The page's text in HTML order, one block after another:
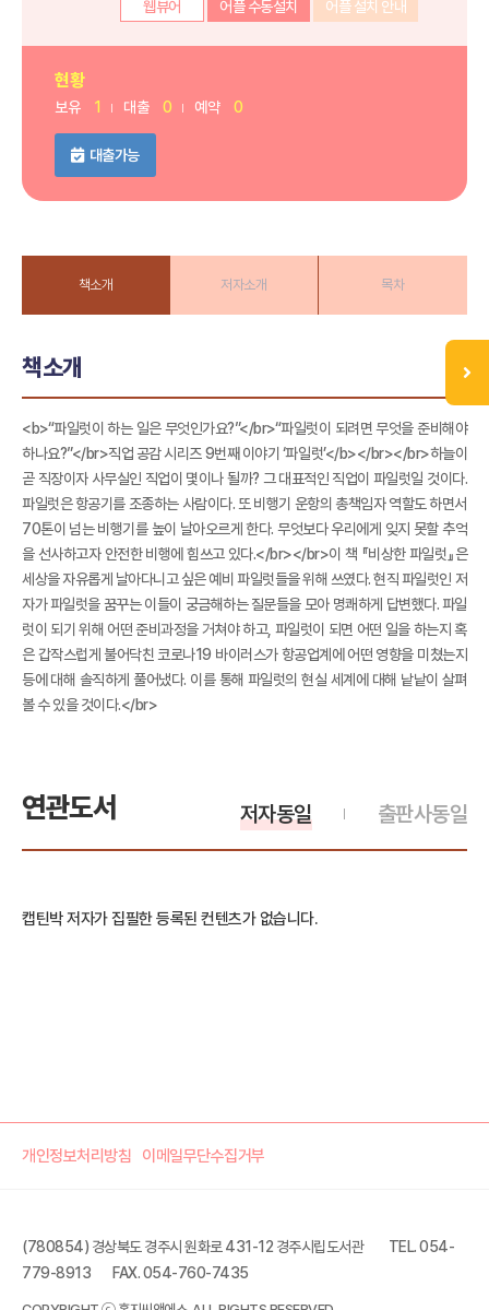
웹뷰어
어플 수동설치 어플 설치 안내
현황
보유 1 대출 0 예약 0
대출가능
책소개 저자소개 목차
책소개
<b>“파일럿이 하는 일은 무엇인가요?”</br>“파일럿이 되려면 무엇을 준비해야
하나요?”</br>직업 공감 시리즈 9번째 이야기 ‘파일럿’</b></br></br>하늘이
곧 직장이자 사무실인 직업이 몇이나 될까? 그 대표적인 직업이 파일럿일 것이다.
파일럿은 항공기를 조종하는 사람이다. 또 비행기 운항의 총책임자 역할도 하면서
70톤이 넘는 비행기를 높이 날아오르게 한다. 무엇보다 우리에게 잊지 못할 추억
을 선사하고자 안전한 비행에 힘쓰고 있다.</br></br>이 책 『비상한 파일럿』은
세상을 자유롭게 날아다니고 싶은 예비 파일럿들을 위해 쓰였다. 현직 파일럿인 저
자가 파일럿을 꿈꾸는 이들이 궁금해하는 질문들을 모아 명쾌하게 답변했다. 파일
럿이 되기 위해 어떤 준비과정을 거쳐야 하고, 파일럿이 되면 어떤 일을 하는지 혹
은 갑작스럽게 불어닥친 코로나19 바이러스가 항공업계에 어떤 영향을 미쳤는지
등에 대해 솔직하게 풀어냈다. 이를 통해 파일럿의 현실 세계에 대해 낱낱이 살펴
볼 수 있을 것이다.</br>
연관도서 출판사동일
저자동일
캡틴박 저자가 집필한 등록된 컨텐츠가 없습니다.
개인정보처리방침 이메일무단수집거부
(780854) 경상북도 경주시 원화로 431-12 경주시립도서관
TEL. 054-
779-8913
FAX. 054-760-7435